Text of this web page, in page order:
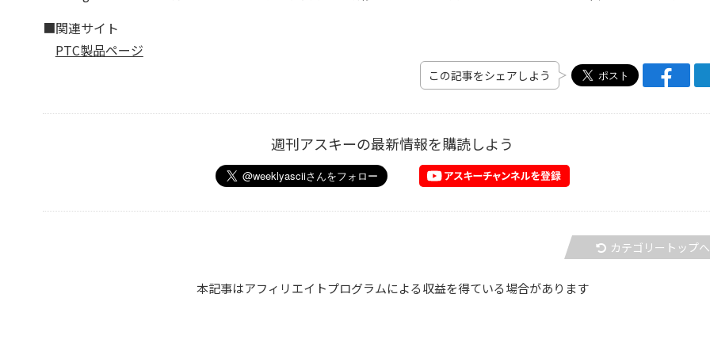
■関連サイト
PTC製品ページ
この記事をシェアしよう
週刊アスキーの最新情報を購読しよう
カテゴリートップへ
本記事はアフィリエイトプログラムによる収益を得ている場合があります